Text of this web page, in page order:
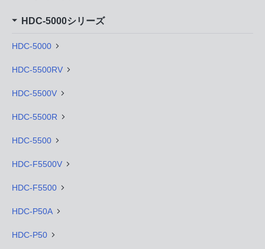
HDC-5000シリーズ
HDC-5000
HDC-5500RV
HDC-5500V
HDC-5500R
HDC-5500
HDC-F5500V
HDC-F5500
HDC-P50A
HDC-P50